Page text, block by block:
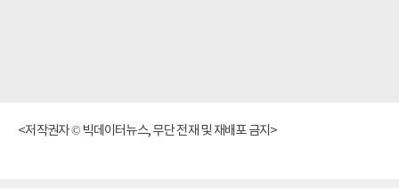
<저작권자 © 빅데이터뉴스, 무단 전재 및 재배포 금지>